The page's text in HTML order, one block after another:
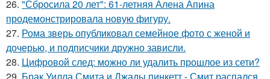
26. "Сбросила 20 лет": 61-летняя Алена Апина
продемонстрировала новую фигуру.
27. Рома зверь опубликовал семейное фото с женой и
дочерью, и подписчики дружно зависли.
28. Цифровой след: можно ли удалить прошлое из сети?